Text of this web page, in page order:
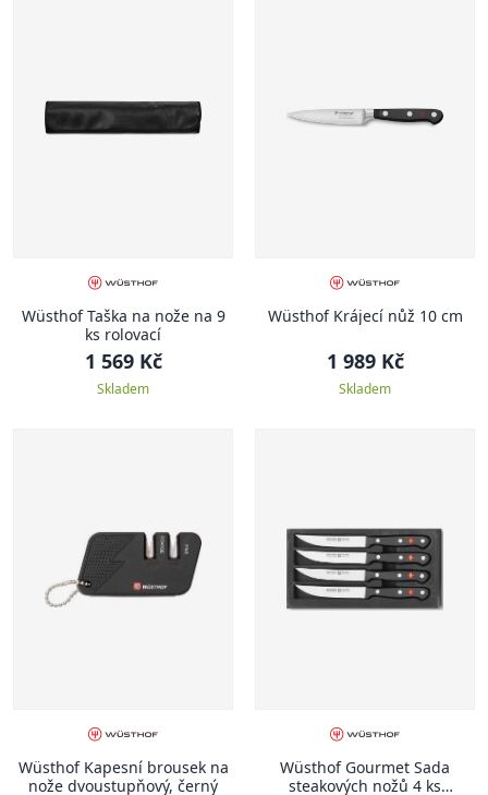
Wüsthof Taška na nože na 9
ks rolovací
1 569 Kč
Skladem
Wüsthof Krájecí nůž 10 cm
1 989 Kč
Skladem
Wüsthof Kapesní brousek na
nože dvoustupňový, černý
Wüsthof Gourmet Sada
steakových nožů 4 ks